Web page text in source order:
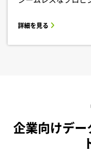
詳細を見る
企業向けデー